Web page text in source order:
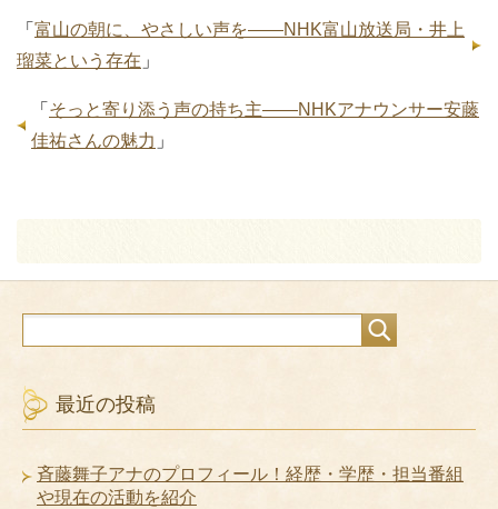
「 富山の朝に、やさしい声を――NHK富山放送局・井上
瑠菜という存在 」
「 そっと寄り添う声の持ち主――NHKアナウンサー安藤
佳祐さんの魅力 」
最近の投稿
斉藤舞子アナのプロフィール！経歴・学歴・担当番組
や現在の活動を紹介